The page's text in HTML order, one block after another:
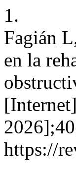
1.
Fagián
en la
https://